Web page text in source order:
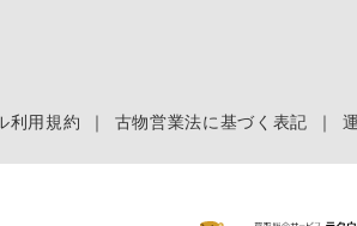
利用規約 ｜ 古物営業法に基づく表記 ｜